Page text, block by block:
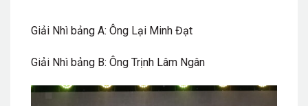
Giải Nhì bảng A: Ông Lại Minh Đạt
Giải Nhì bảng B: Ông Trịnh Lâm Ngân